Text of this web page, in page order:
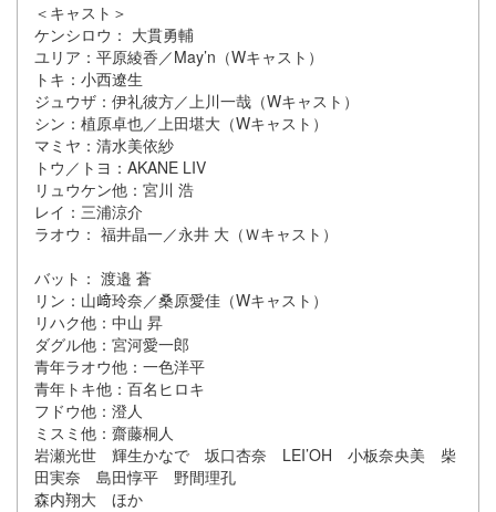
＜キャスト＞
ケンシロウ： 大貫勇輔
ユリア：平原綾香／May’n（Wキャスト）
トキ：小西遼生
ジュウザ：伊礼彼方／上川一哉（Wキャスト）
シン：植原卓也／上田堪大（Wキャスト）
マミヤ：清水美依紗
トウ／トヨ：AKANE LIV
リュウケン他：宮川 浩
レイ：三浦涼介
ラオウ： 福井晶一／永井 大（Ｗキャスト）
バット： 渡邉 蒼
リン：山﨑玲奈／桑原愛佳（Wキャスト）
リハク他：中山 昇
ダグル他：宮河愛一郎
青年ラオウ他：一色洋平
青年トキ他：百名ヒロキ
フドウ他：澄人
ミスミ他：齋藤桐人
岩瀬光世 輝生かなで 坂口杏奈 LEI’OH 小板奈央美 柴
田実奈 島田惇平 野間理孔
森内翔大 ほか